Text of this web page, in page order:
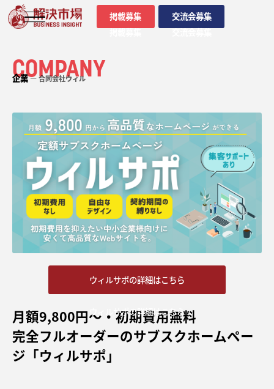
掲載募集
掲載募集
交流会募集
交流会募集
COMPANY
企業― 合同会社ウィル
ウィルサポの詳細はこちら
ウィルサポの詳細はこちら
月額9,800円〜・初期費用無料
完全フルオーダーのサブスクホームペー
ジ「ウィルサポ」